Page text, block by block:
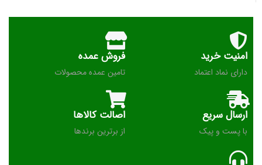
امنیت خرید
دارای نماد اعتماد
فروش عمده
تامین عمده محصولات
ارسال سریع
با پست و پیک
اصالت کالاها
از برترین برندها